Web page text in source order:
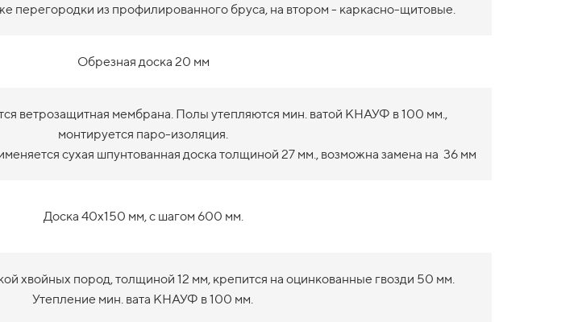
перегородки из профилированного бруса, на втором - каркасно-щитовые.
Обрезная доска 20 мм
ветрозащитная мембрана. Полы утепляются мин. ватой КНАУФ в 100 мм.,
монтируется паро-изоляция.
сухая шпунтованная доска толщиной 27 мм., возможна замена на 36 мм
Доска 40х150 мм, с шагом 600 мм.
хвойных пород, толщиной 12 мм, крепится на оцинкованные гвозди 50 мм.
Утепление мин. вата КНАУФ в 100 мм.